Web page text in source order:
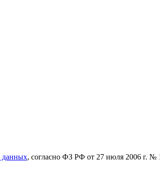
данных, согласно ФЗ РФ от 27 июля 2006 г. №